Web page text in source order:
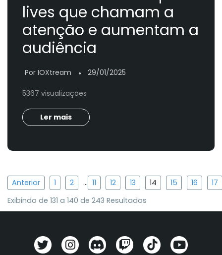
lives que chamam a
atenção e aumentam a
audiência
Por IOXtream ● 29/01/2025
5367 visualizações
Ler mais
Anterior 1 2 ... 11 12 13 14 15 16
17
Exibindo de 131 a 140 de 243 Resultados